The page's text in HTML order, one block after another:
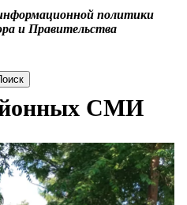
политики
и Правительства